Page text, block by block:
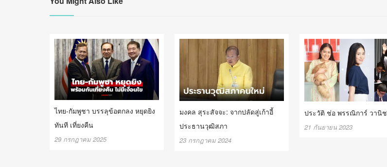
ไทย-กัมพูชา บรรลุข้อตกลง หยุดยิง
ทันที เที่ยงคืน
29 กรกฎาคม 2025
มงคล สุระสัจจะ: จากปลัดสู่เก้าอี้
ประธานวุฒิสภา
23 กรกฎาคม 2024
ประวัติ ช่อ พรรณิการ์ วานิช
21 กันยายน 2023